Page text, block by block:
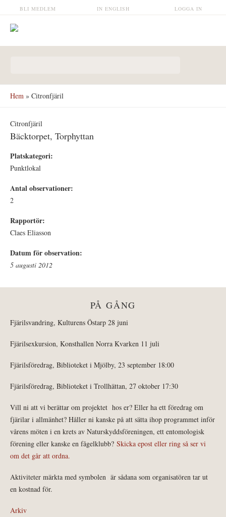
Hoppa till huvudinnehåll LOGGA IN
IN ENGLISH
BLI MEDLEM
Hem » Citronfjäril
Citronfjäril
Bäcktorpet, Torphyttan
Platskategori:
Punktlokal
Antal observationer:
2
Rapportör:
Claes Eliasson
Datum för observation:
5 augusti 2012
PÅ GÅNG
Fjärilsvandring, Kulturens Östarp 28 juni
Fjärilsexkursion, Konsthallen Norra Kvarken 11 juli
Fjärilsföredrag, Biblioteket i Mjölby, 23 september 18:00
Fjärilsföredrag, Biblioteket i Trollhättan, 27 oktober 17:30
Vill ni att vi berättar om projektet hos er? Eller ha ett föredrag om
fjärilar i allmänhet? Håller ni kanske på att sätta ihop programmet inför
vårens möten i en krets av Naturskyddsföreningen, ett entomologisk
förening eller kanske en fågelklubb? Skicka epost eller ring så ser vi
om det går att ordna.
Aktiviteter märkta med symbolen är sådana som organisatören tar ut
en kostnad för.
Arkiv